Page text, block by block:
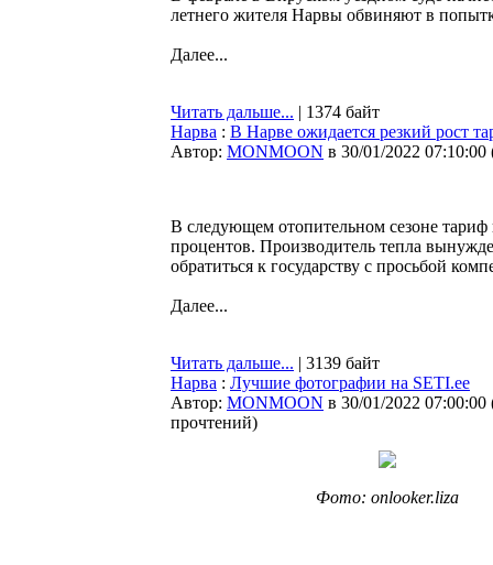
летнего жителя Нарвы обвиняют в
Далее...
Читать дальше... | 1374 байт
Нарва : В Нарве ожидается резкий рост
Автор: MONMOON в 30/01/2022 07:10:00
В следующем отопительном сезоне
процентов. Производитель тепла
обратиться к государству с просьбой
Далее...
Читать дальше... | 3139 байт
Нарва : Лучшие фотографии на SETI.ee
Автор: MONMOON в 30/01/2022 07:00:00
прочтений)
Фото: onlooker.liza